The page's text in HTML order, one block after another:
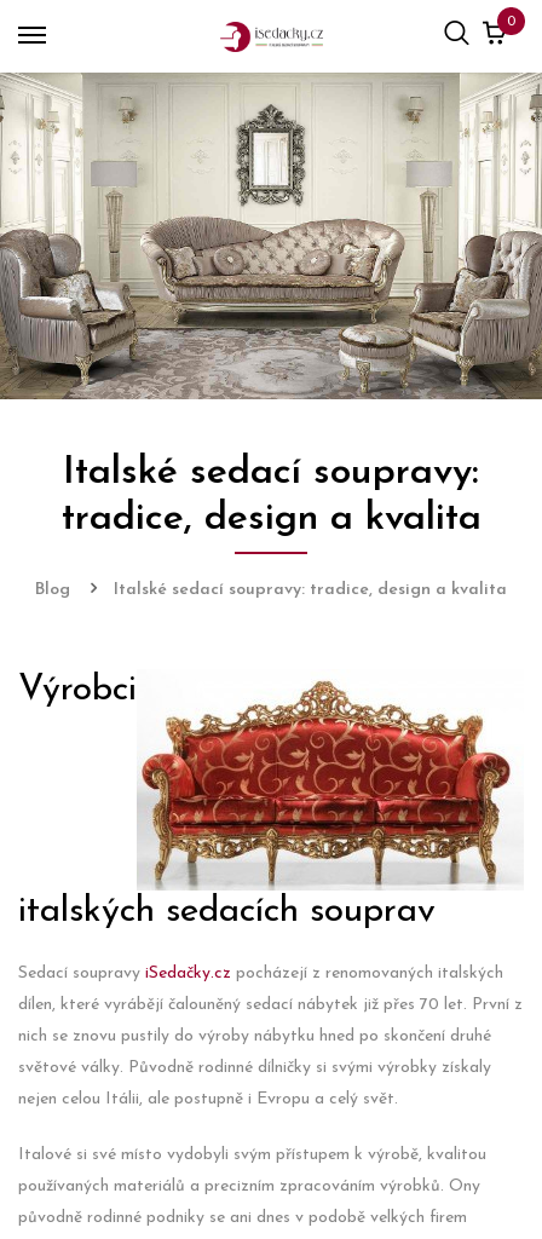
0
Italské sedací soupravy:
tradice, design a kvalita
Blog Italské sedací soupravy: tradice, design a kvalita
Výrobci
italských sedacích souprav
Sedací soupravy iSedačky.cz pocházejí z renomovaných italských
dílen, které vyrábějí čalouněný sedací nábytek již přes 70 let. První z
nich se znovu pustily do výroby nábytku hned po skončení druhé
světové války. Původně rodinné dílničky si svými výrobky získaly
nejen celou Itálii, ale postupně i Evropu a celý svět.
Italové si své místo vydobyli svým přístupem k výrobě, kvalitou
používaných materiálů a precizním zpracováním výrobků. Ony
původně rodinné podniky se ani dnes v podobě velkých firem